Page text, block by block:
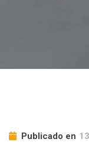
Publicado en